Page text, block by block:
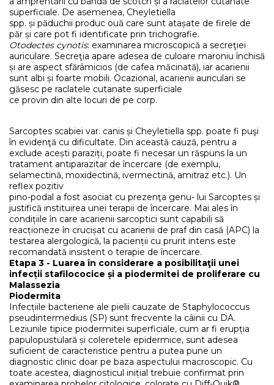
superficiale. De asemenea, Cheyletiella
spp. și păduchii produc ouă care sunt atașate de firele de
păr și care pot fi identificate prin trichografie.
Otodectes cynotis: examinarea microscopică a secreţiei
auriculare. Secreţia apare adesea de culoare maroniu închisă
și are aspect sfărâmicios (de cafea măcinată), iar acarienii
sunt albi și foarte mobili. Ocazional, acarienii auriculari se
găsesc pe raclatele cutanate superficiale
ce provin din alte locuri de pe corp.
Sarcoptes scabiei var. canis și Cheyletiella spp. poate fi puşi
în evidenţă cu dificultate. Din această cauză, pentru a
exclude acești paraziți, poate fi necesar un răspuns la un
tratament antiparazitar de încercare (de exemplu,
selamectină, moxidectină, ivermectină, amitraz etc.). Un
reflex pozitiv
pino-podal a fost asociat cu prezenţa genu- lui Sarcoptes și
justifică instituirea unei terapii de încercare. Mai ales în
condițiile în care acarienii sarcoptici sunt capabili să
reacționeze în crucișat cu acarienii de praf din casă (APC) la
testarea alergologică, la pacienții cu prurit intens este
recomandată insistent o terapie de încercare.
Etapa 3 - Luarea în considerare a posibilitaţii unei
infecții stafilococice și a piodermitei de proliferare cu
Malassezia
Piodermita
Infecțiile bacteriene ale pielii cauzate de Staphylococcus
pseudintermedius (SP) sunt frecvente la câinii cu DA.
Leziunile tipice piodermitei superficiale, cum ar fi erupția
papulopustulară și coleretele epidermice, sunt adesea
suficient de caracteristice pentru a putea pune un
diagnostic clinic doar pe baza aspectului macroscopic. Cu
toate acestea, diagnosticul inițial trebuie confirmat prin